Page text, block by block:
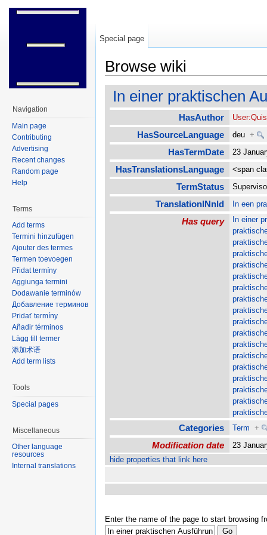
Browse wiki
In einer praktischen
HasAuthor
HasSourceLanguage deu+
HasTermDate 23
HasTranslationsLanguage <span
TermStatus
TranslationINnld In een
Has query
In einer
Categories Term +
Modification date
23
hide properties that link here
Enter the name of the page to start browsing
Special page
Navigation
Main page
Contributing
Advertising
Recent changes
Random page
Help
Terms
Add terms
Termini hinzufügen
Ajouter des termes
Termen toevoegen
Přidat termíny
Aggiunga termini
Dodawanie terminów
Добавление терминов
Pridať termíny
Añadir términos
Lägg till termer
添加术语
Add term lists
Tools
Special pages
Miscellaneous
Other language
resources
Internal translations